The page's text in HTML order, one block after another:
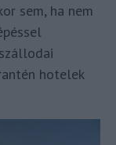
sem, ha nem
hotelek